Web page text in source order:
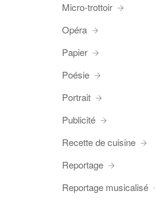
Micro-trottoir
Opéra
Papier
Poésie
Portrait
Publicité
Recette de cuisine
Reportage
Reportage musicalisé